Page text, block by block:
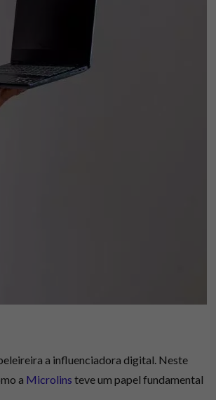
a influenciadora digital. Neste
a Microlins teve um papel fundamental